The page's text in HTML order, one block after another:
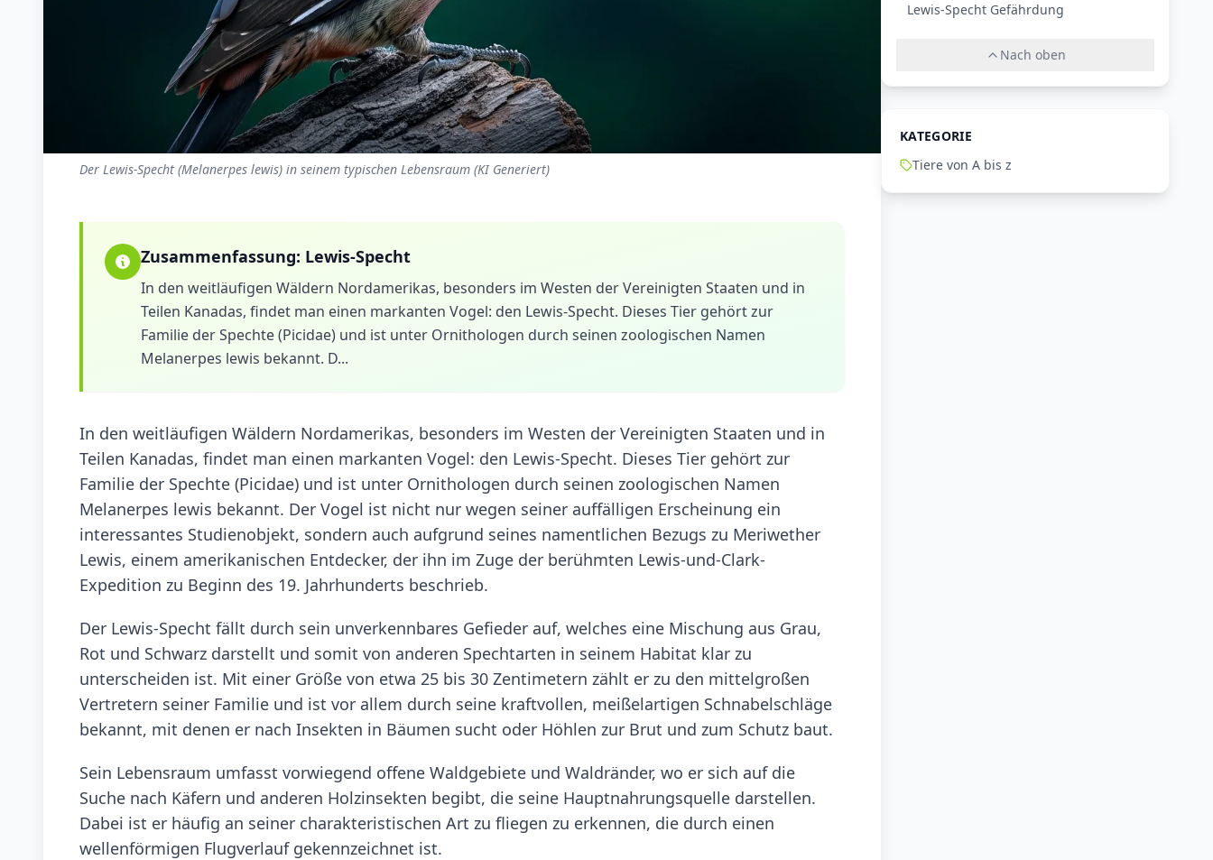
Der Lewis-Specht (Melanerpes lewis) in seinem typischen Lebensraum (KI Generiert)
Zusammenfassung: Lewis-Specht
In den weitläufigen Wäldern Nordamerikas, besonders im Westen der Vereinigten Staaten und in
Teilen Kanadas, findet man einen markanten Vogel: den Lewis-Specht. Dieses Tier gehört zur
Familie der Spechte (Picidae) und ist unter Ornithologen durch seinen zoologischen Namen
Melanerpes lewis bekannt. D...
In den weitläufigen Wäldern Nordamerikas, besonders im Westen der Vereinigten Staaten und in
Teilen Kanadas, findet man einen markanten Vogel: den Lewis-Specht. Dieses Tier gehört zur
Familie der Spechte (Picidae) und ist unter Ornithologen durch seinen zoologischen Namen
Melanerpes lewis bekannt. Der Vogel ist nicht nur wegen seiner auffälligen Erscheinung ein
interessantes Studienobjekt, sondern auch aufgrund seines namentlichen Bezugs zu Meriwether
Lewis, einem amerikanischen Entdecker, der ihn im Zuge der berühmten Lewis-und-Clark-
Expedition zu Beginn des 19. Jahrhunderts beschrieb.
Der Lewis-Specht fällt durch sein unverkennbares Gefieder auf, welches eine Mischung aus Grau,
Rot und Schwarz darstellt und somit von anderen Spechtarten in seinem Habitat klar zu
unterscheiden ist. Mit einer Größe von etwa 25 bis 30 Zentimetern zählt er zu den mittelgroßen
Vertretern seiner Familie und ist vor allem durch seine kraftvollen, meißelartigen Schnabelschläge
bekannt, mit denen er nach Insekten in Bäumen sucht oder Höhlen zur Brut und zum Schutz baut.
Sein Lebensraum umfasst vorwiegend offene Waldgebiete und Waldränder, wo er sich auf die
Suche nach Käfern und anderen Holzinsekten begibt, die seine Hauptnahrungsquelle darstellen.
Dabei ist er häufig an seiner charakteristischen Art zu fliegen zu erkennen, die durch einen
wellenförmigen Flugverlauf gekennzeichnet ist.
Lewis-Specht Gefährdung
Nach oben
KATEGORIE
Tiere von A bis z